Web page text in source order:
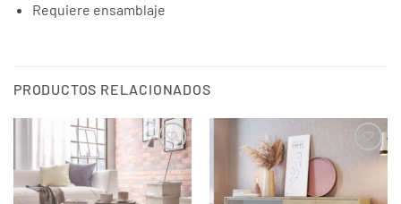
Requiere ensamblaje
PRODUCTOS RELACIONADOS